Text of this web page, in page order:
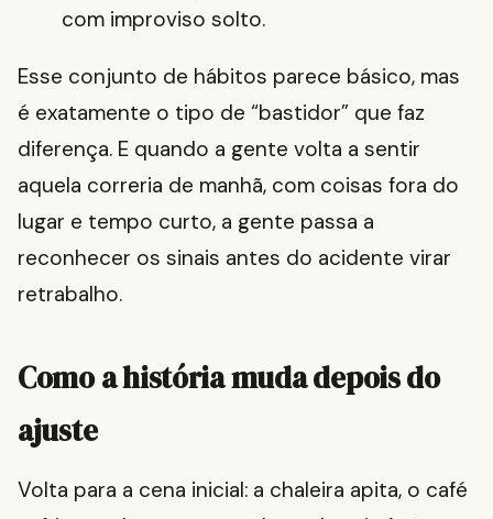
com improviso solto.
Esse conjunto de hábitos parece básico, mas
é exatamente o tipo de “bastidor” que faz
diferença. E quando a gente volta a sentir
aquela correria de manhã, com coisas fora do
lugar e tempo curto, a gente passa a
reconhecer os sinais antes do acidente virar
retrabalho.
Como a história muda depois do
ajuste
Volta para a cena inicial: a chaleira apita, o café